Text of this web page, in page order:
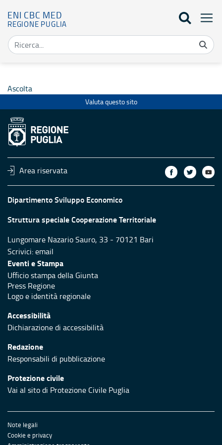
ENI CBC MED
REGIONE PUGLIA
Ascolta
Valuta questo sito
Area riservata
Dipartimento Sviluppo Economico
Struttura speciale Cooperazione Territoriale
Lungomare Nazario Sauro, 33 - 70121 Bari
Scrivici:email
Eventi e Stampa
Ufficio stampa della Giunta
Press Regione
Logo e identità regionale
Accessibilità
Dichiarazione di accessibilità
Redazione
Responsabili di pubblicazione
Protezione civile
Vai al sito di Protezione Civile Puglia
Note legali
Cookie e privacy